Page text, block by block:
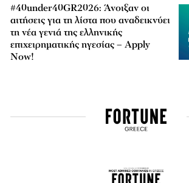
#40under40GR2026: Άνοιξαν οι
αιτήσεις για τη λίστα που αναδεικνύει
τη νέα γενιά της ελληνικής
επιχειρηματικής ηγεσίας – Apply
Now!